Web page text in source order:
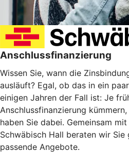
Anschlussfinanzierung
Wissen Sie, wann die
ausläuft? Egal, ob das in ein
einigen Jahren der Fall ist: Je
Anschlussfinanzierung
haben Sie dabei. Gemeinsam
Schwäbisch Hall beraten wir Sie
passende Angebote.